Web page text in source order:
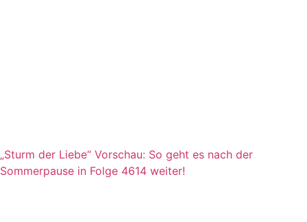
„Sturm der Liebe“ Vorschau: So geht es nach der
Sommerpause in Folge 4614 weiter!